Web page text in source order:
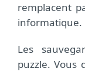
remplacent
informatique.
Les
puzzle. Vous